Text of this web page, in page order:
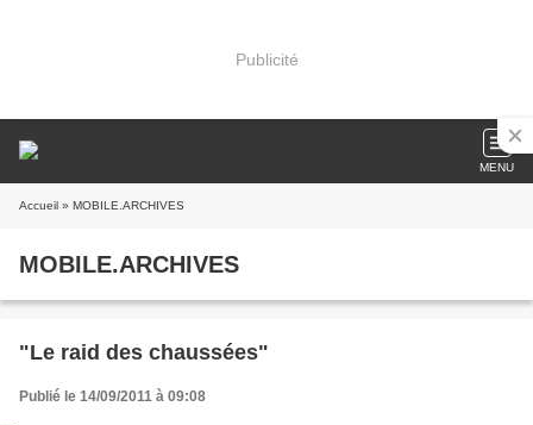
Publicité
MENU
Accueil » MOBILE.ARCHIVES
MOBILE.ARCHIVES
"Le raid des chaussées"
Publié le 14/09/2011 à 09:08